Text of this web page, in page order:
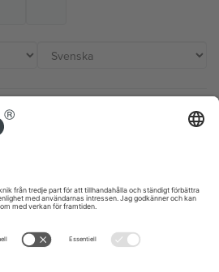
London, EC1V 1AW, United
Kingdom
Switzerland